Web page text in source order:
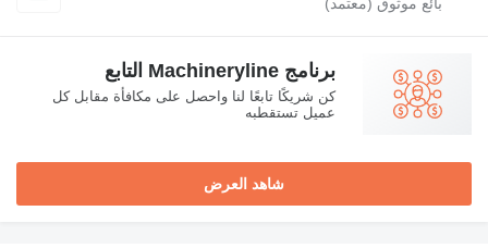
برنامج Machineryline التابع
كن شريكًا تابعًا لنا واحصل على مكافأة مقابل كل
عميل تستقطبه
شاهد العرض